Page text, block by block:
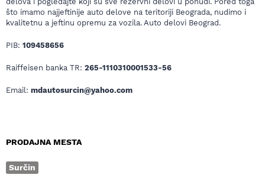
što imamo najjeftinije auto delove na teritoriji Beograda, nudimo i
kvalitetnu a jeftinu opremu za vozila. Auto delovi Beograd.
PIB: 109458656
Raiffeisen banka TR: 265-1110310001533-56
Email: mdautosurcin@yahoo.com
PRODAJNA MESTA
Surčin